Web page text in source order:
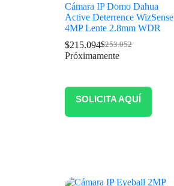
Cámara IP Domo Dahua
Active Deterrence WizSense
4MP Lente 2.8mm WDR
$253.052
$215.094
Próximamente
SOLICITA AQUÍ